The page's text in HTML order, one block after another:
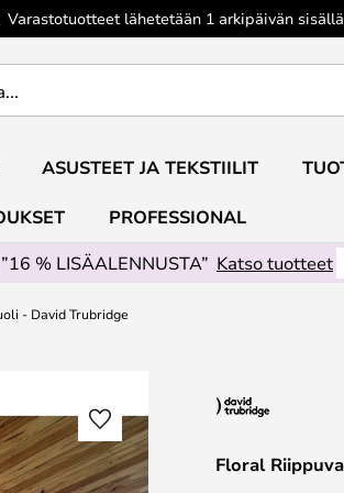
Varastotuotteet lähetetään 1 arkipäivän sisällä
ASUSTEET JA TEKSTIILIT
PROFESSIONAL
% LISÄALENNUSTA” Katso tuotteet
- David Trubridge
Floral